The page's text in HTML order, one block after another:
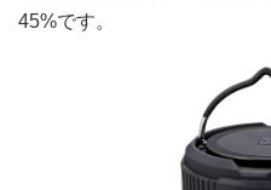
45%です。